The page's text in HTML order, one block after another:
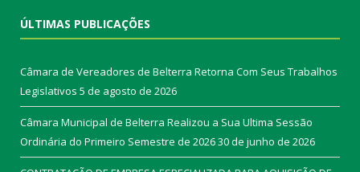
ÚLTIMAS PUBLICAÇÕES
Câmara de Vereadores de Belterra Retorna Com Seus Trabalhos
Legislativos 5 de agosto de 2026
Câmara Municipal de Belterra Realizou a Sua Ultima Sessão
Ordinária do Primeiro Semestre de 202630 de junho de 2026